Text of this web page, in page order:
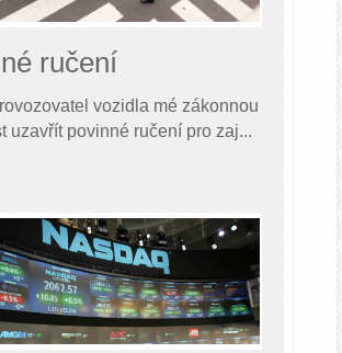
ručení
vozidla mé zákonnou
uzavřít povinné ručení pro zaj...